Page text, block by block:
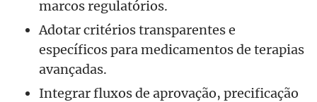
marcos regulatórios.
Adotar critérios transparentes e
específicos para medicamentos de terapias
avançadas.
Integrar fluxos de aprovação, precificação